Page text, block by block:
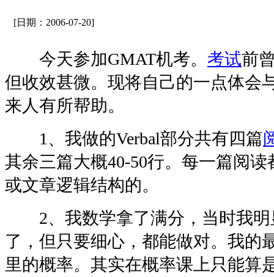
[日期：2006-07-20]
今天参加GMAT机考。 考试前
但收效甚微。现将自己的一点体会
来人有所帮助。
1、我做的Verbal部分共有四篇
其余三篇大概40-50行。每一篇阅
或文章逻辑结构的。
2、我数学拿了满分，当时我明
了，但只要细心，都能做对。我的
里的概率。其实在概率课上只能算